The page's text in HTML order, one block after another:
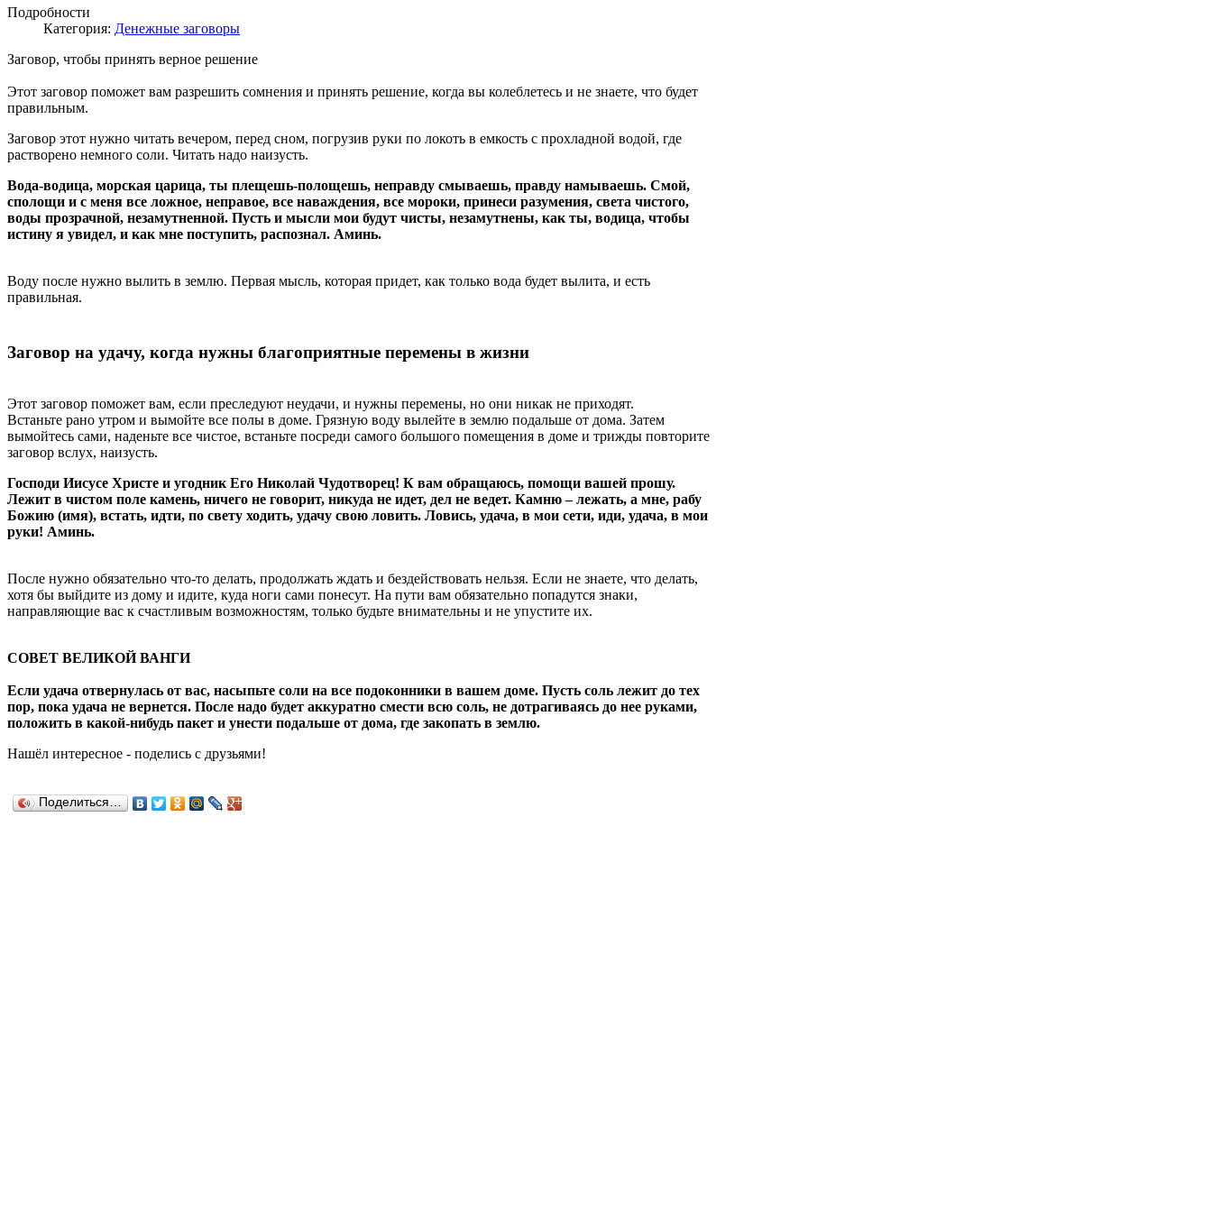
Подробности
Категория: Денежные заговоры
Заговор, чтобы принять верное решение
Этот заговор поможет вам разрешить сомнения и принять решение, когда вы колеблетесь и не знаете, что будет
правильным.
Заговор этот нужно читать вечером, перед сном, погрузив руки по локоть в емкость с прохладной водой, где
растворено немного соли. Читать надо наизусть.
Вода-водица, морская царица, ты плещешь-полощешь, неправду смываешь, правду намываешь. Смой,
сполощи и с меня все ложное, неправое, все наваждения, все мороки, принеси разумения, света чистого,
воды прозрачной, незамутненной. Пусть и мысли мои будут чисты, незамутнены, как ты, водица, чтобы
истину я увидел, и как мне поступить, распознал. Аминь.
Воду после нужно вылить в землю. Первая мысль, которая придет, как только вода будет вылита, и есть
правильная.
Заговор на удачу, когда нужны благоприятные перемены в жизни
Этот заговор поможет вам, если преследуют неудачи, и нужны перемены, но они никак не приходят.
Встаньте рано утром и вымойте все полы в доме. Грязную воду вылейте в землю подальше от дома. Затем
вымойтесь сами, наденьте все чистое, встаньте посреди самого большого помещения в доме и трижды повторите
заговор вслух, наизусть.
Господи Иисусе Христе и угодник Его Николай Чудотворец! К вам обращаюсь, помощи вашей прошу.
Лежит в чистом поле камень, ничего не говорит, никуда не идет, дел не ведет. Камню – лежать, а мне, рабу
Божию (имя), встать, идти, по свету ходить, удачу свою ловить. Ловись, удача, в мои сети, иди, удача, в мои
руки! Аминь.
После нужно обязательно что-то делать, продолжать ждать и бездействовать нельзя. Если не знаете, что делать,
хотя бы выйдите из дому и идите, куда ноги сами понесут. На пути вам обязательно попадутся знаки,
направляющие вас к счастливым возможностям, только будьте внимательны и не упустите их.
СОВЕТ ВЕЛИКОЙ ВАНГИ
Если удача отвернулась от вас, насыпьте соли на все подоконники в вашем доме. Пусть соль лежит до тех
пор, пока удача не вернется. После надо будет аккуратно смести всю соль, не дотрагиваясь до нее руками,
положить в какой-нибудь пакет и унести подальше от дома, где закопать в землю.
Нашёл интересное - поделись с друзьями!
Поделиться…